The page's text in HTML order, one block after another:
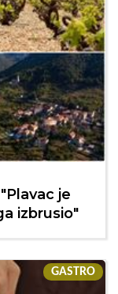
je
izbrusio"
GASTRO